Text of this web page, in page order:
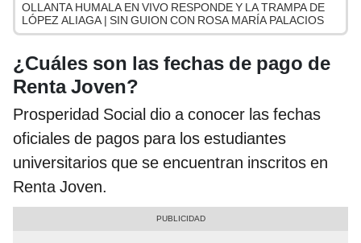
OLLANTA HUMALA EN VIVO RESPONDE Y LA TRAMPA DE
LÓPEZ ALIAGA | SIN GUION CON ROSA MARÍA PALACIOS
¿Cuáles son las fechas de pago de
Renta Joven?
Prosperidad Social dio a conocer las fechas
oficiales de pagos para los estudiantes
universitarios que se encuentran inscritos en
Renta Joven.